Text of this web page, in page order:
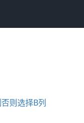
则选择B列